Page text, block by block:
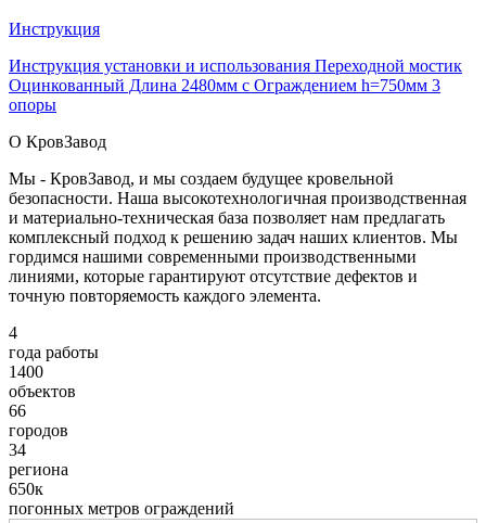
Инструкция
Инструкция установки и использования Переходной мостик
Оцинкованный Длина 2480мм с Ограждением h=750мм 3
опоры
О КровЗавод
Мы - КровЗавод, и мы создаем будущее кровельной
безопасности. Наша высокотехнологичная производственная
и материально-техническая база позволяет нам предлагать
комплексный подход к решению задач наших клиентов. Мы
гордимся нашими современными производственными
линиями, которые гарантируют отсутствие дефектов и
точную повторяемость каждого элемента.
4
года работы
1400
объектов
66
городов
34
региона
650к
погонных метров ограждений